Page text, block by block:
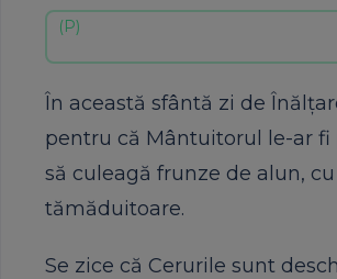
În această sfântă zi de
pentru că Mântuitorul le-ar
să culeagă frunze de alun,
tămăduitoare.
Se zice că Cerurile sunt